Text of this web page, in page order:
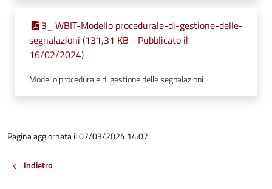
3_ WBIT-Modello procedurale-di-gestione-delle-
segnalazioni (131,31 KB - Pubblicato il
16/02/2024)
Modello procedurale di gestione delle segnalazioni
Pagina aggiornata il 07/03/2024 14:07
Indietro